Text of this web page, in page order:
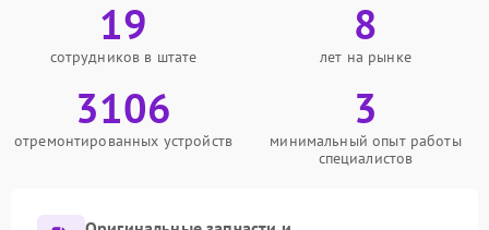
19
сотрудников в штате
8
лет на рынке
3106
отремонтированных устройств
3
минимальный опыт работы
специалистов